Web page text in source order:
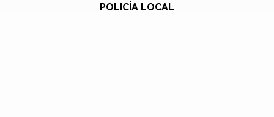
POLICÍA LOCAL